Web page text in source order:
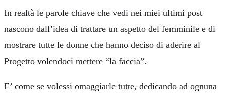
In realtà le parole chiave che vedi nei miei ultimi post
nascono dall’idea di trattare un aspetto del femminile e di
mostrare tutte le donne che hanno deciso di aderire al
Progetto volendoci mettere “la faccia”.
E’ come se volessi omaggiarle tutte, dedicando ad ognuna